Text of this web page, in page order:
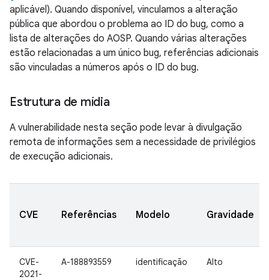
aplicável). Quando disponível, vinculamos a alteração
pública que abordou o problema ao ID do bug, como a
lista de alterações do AOSP. Quando várias alterações
estão relacionadas a um único bug, referências adicionais
são vinculadas a números após o ID do bug.
Estrutura de mídia
A vulnerabilidade nesta seção pode levar à divulgação
remota de informações sem a necessidade de privilégios
de execução adicionais.
CVE Referências Modelo Gravidade
CVE-
2021-
A-188893559 identificação Alto